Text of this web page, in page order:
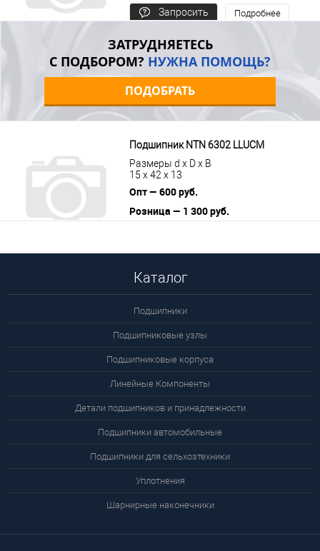
Запросить
Подробнее
ЗАТРУДНЯЕТЕСЬ
С ПОДБОРОМ? НУЖНА ПОМОЩЬ?
ПОДОБРАТЬ
Подшипник NTN 6302 LLUCM
Размеры d x D x B
15 x 42 x 13
Опт — 600 руб.
Розница — 1 300 руб.
Каталог
Подшипники
Подшипниковые узлы
Подшипниковые корпуса
Линейные Компоненты
Детали подшипников и принадлежности
Подшипники автомобильные
Подшипники для сельхозтехники
Уплотнения
Шарнирные наконечники